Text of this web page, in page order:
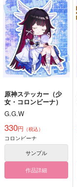
原神ステッカー（少
女・コロンビーナ）
G.G.W
330円 （税込）
コロンビーナ
サンプル
作品詳細